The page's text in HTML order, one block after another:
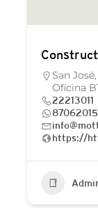
San
Oficina
22213011
87062015
https://